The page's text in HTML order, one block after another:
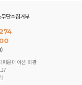
단수집거부
파운데이션 회관